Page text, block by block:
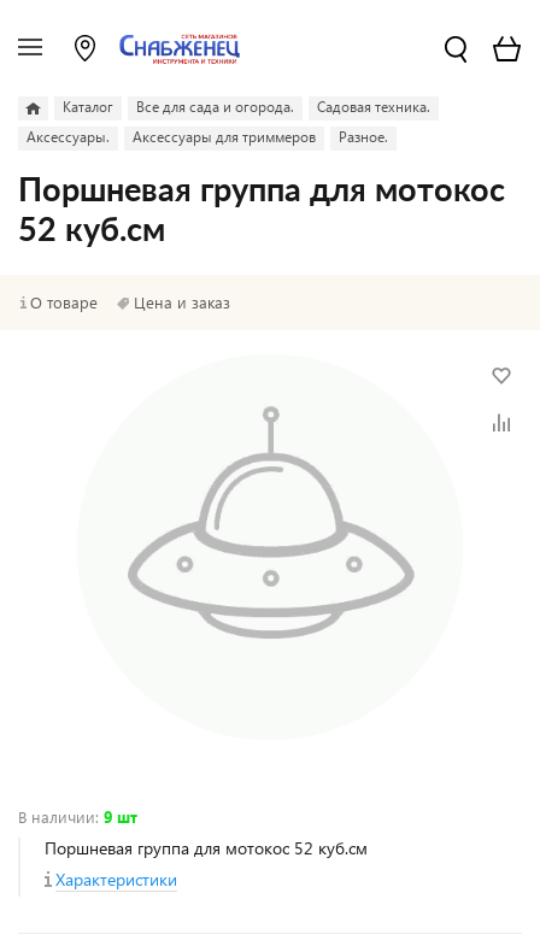
Каталог Все для сада и огорода.
Садовая техника.
Аксессуары.
Аксессуары для триммеров Разное.
Поршневая группа для мотокос
52 куб.см
О товаре Цена и заказ
В наличии: 9 шт
Поршневая группа для мотокос 52 куб.см
Характеристики